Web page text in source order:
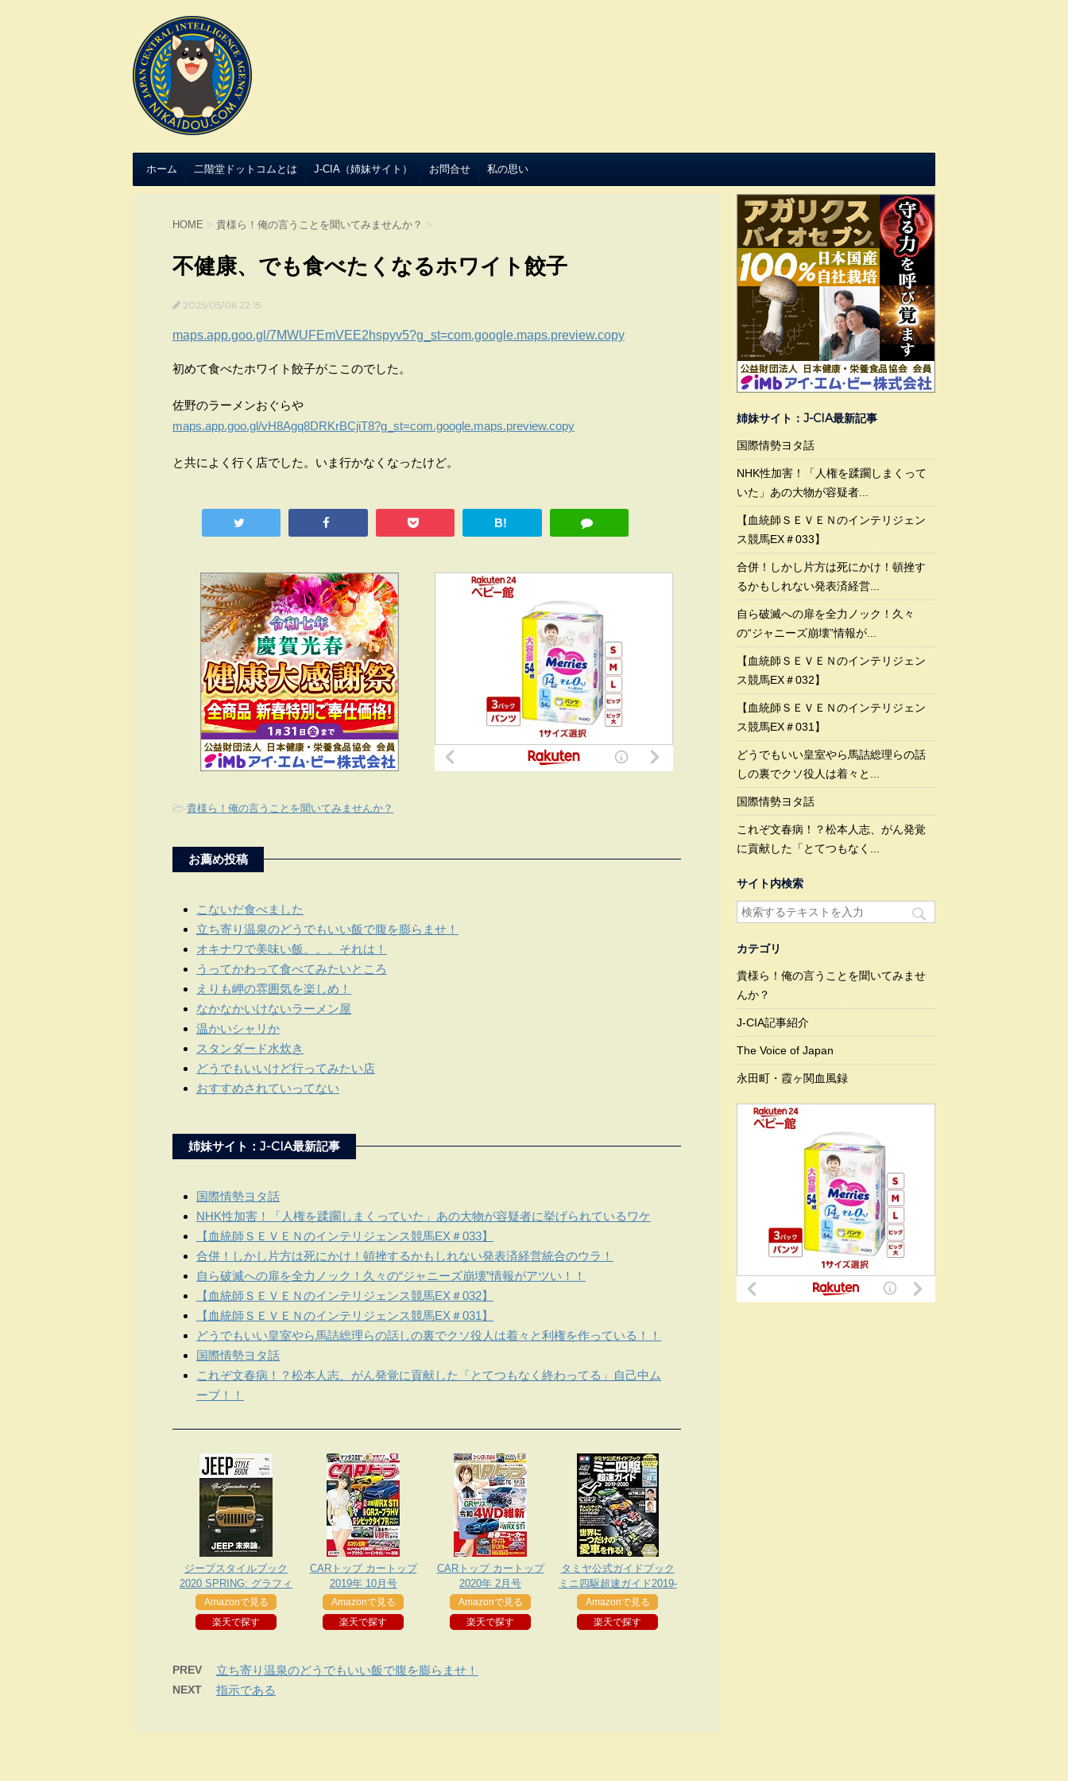
ホーム 二階堂ドットコムとは J-CIA（姉妹サイト） お問合せ 私の思い
HOME > 貴様ら！俺の言うことを聞いてみませんか？ >
不健康、でも食べたくなるホワイト餃子
2025/05/06 22:15
maps.app.goo.gl/7MWUFEmVEE2hspyv5?g_st=com.google.maps.preview.copy
初めて食べたホワイト餃子がここのでした。
佐野のラーメンおぐらや
maps.app.goo.gl/vH8Agq8DRKrBCjiT8?g_st=com.google.maps.preview.copy
と共によく行く店でした。いま行かなくなったけど。
B!
-貴様ら！俺の言うことを聞いてみませんか？
お薦め投稿
こないだ食べました
立ち寄り温泉のどうでもいい飯で腹を膨らませ！
オキナワで美味い飯。。。それは！
うってかわって食べてみたいところ
えりも岬の雰囲気を楽しめ！
なかなかいけないラーメン屋
温かいシャリか
スタンダード水炊き
どうでもいいけど行ってみたい店
おすすめされていってない
姉妹サイト：J-CIA最新記事
国際情勢ヨタ話
NHK性加害！「人権を蹂躙しまくっていた」あの大物が容疑者に挙げられているワケ
【血統師ＳＥＶＥＮのインテリジェンス競馬EX＃033】
合併！しかし片方は死にかけ！頓挫するかもしれない発表済経営統合のウラ！
自ら破滅への扉を全力ノック！久々の“ジャニーズ崩壊”情報がアツい！！
【血統師ＳＥＶＥＮのインテリジェンス競馬EX＃032】
【血統師ＳＥＶＥＮのインテリジェンス競馬EX＃031】
どうでもいい皇室やら馬詰総理らの話しの裏でクソ役人は着々と利権を作っている！！
国際情勢ヨタ話
これぞ文春病！？松本人志、がん発覚に貢献した「とてつもなく終わってる」自己中ム
ーブ！！
ジープスタイルブック
2020 SPRING: グラフィ
スムック
Amazonで見る
楽天で探す
CARトップ カートップ
2019年 10月号
Amazonで見る
楽天で探す
CARトップ カートップ
2020年 2月号
Amazonで見る
楽天で探す
タミヤ公式ガイドブック
ミニ四駆超速ガイド2019-
2020
Amazonで見る
楽天で探す
PREV 立ち寄り温泉のどうでもいい飯で腹を膨らませ！
NEXT 指示である
姉妹サイト：J-CIA最新記事
国際情勢ヨタ話
NHK性加害！「人権を蹂躙しまくって
いた」あの大物が容疑者...
【血統師ＳＥＶＥＮのインテリジェン
ス競馬EX＃033】
合併！しかし片方は死にかけ！頓挫す
るかもしれない発表済経営...
自ら破滅への扉を全力ノック！久々
の“ジャニーズ崩壊”情報が...
【血統師ＳＥＶＥＮのインテリジェン
ス競馬EX＃032】
【血統師ＳＥＶＥＮのインテリジェン
ス競馬EX＃031】
どうでもいい皇室やら馬詰総理らの話
しの裏でクソ役人は着々と...
国際情勢ヨタ話
これぞ文春病！？松本人志、がん発覚
に貢献した「とてつもなく...
サイト内検索
カテゴリ
貴様ら！俺の言うことを聞いてみませ
んか？
J-CIA記事紹介
The Voice of Japan
永田町・霞ヶ関血風録